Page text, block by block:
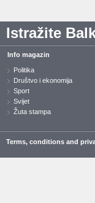
Istražite
Info magazin
Politika
Društvo i ekonomija
Sport
Svijet
Žuta stampa
Terms, conditions and